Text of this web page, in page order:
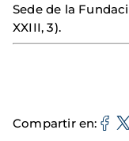
Sede de la
XXIII, 3).
Compartir en